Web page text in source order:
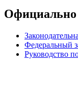
Официально
Федеральный
Руководство